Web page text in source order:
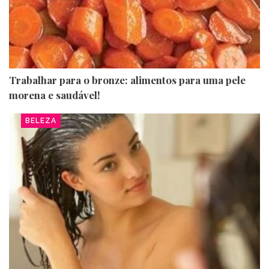
Trabalhar para o bronze: alimentos para uma pele
morena e saudável!
BELEZA